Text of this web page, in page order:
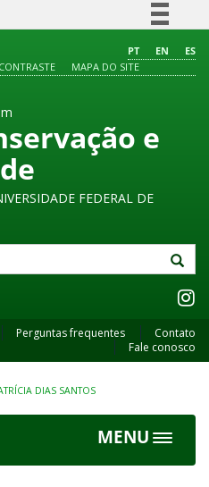
Comunica BR
Acesso à informação
Legislação
PT EN
ES
MAPA DO SITE
e
FEDERAL DE
Perguntas frequentes
Contato
Fale conosco
DIAS SANTOS
MENU
Toggle